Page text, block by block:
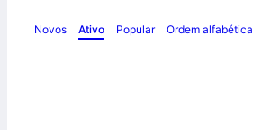
Novos Ativo Popular Ordem alfabética